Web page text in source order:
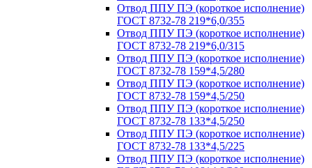
Отвод ППУ ПЭ (короткое исполнение)
ГОСТ 8732-78 219*6,0/355
Отвод ППУ ПЭ (короткое исполнение)
ГОСТ 8732-78 219*6,0/315
Отвод ППУ ПЭ (короткое исполнение)
ГОСТ 8732-78 159*4,5/280
Отвод ППУ ПЭ (короткое исполнение)
ГОСТ 8732-78 159*4,5/250
Отвод ППУ ПЭ (короткое исполнение)
ГОСТ 8732-78 133*4,5/250
Отвод ППУ ПЭ (короткое исполнение)
ГОСТ 8732-78 133*4,5/225
Отвод ППУ ПЭ (короткое исполнение)